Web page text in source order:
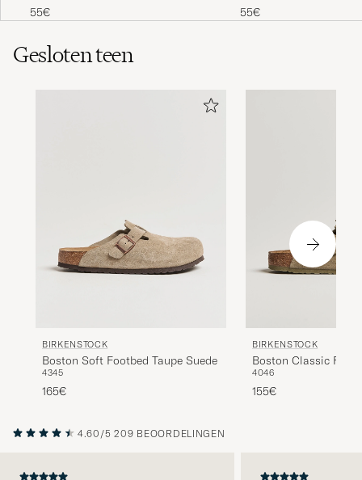
55€ 55€
Gesloten teen
BIRKENSTOCK
Boston Soft Footbed Taupe Suede
4345
165€
BIRKENSTOCK
Boston Classic
Khaki Suede
4046
155€
4.60/5 209 BEOORDELINGEN